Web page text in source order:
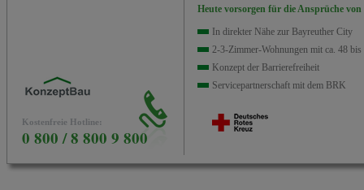
Kostenfreie Hotline:
0 800 / 8 800 9 800
Heute vorsorgen für die Ansprüche
In direkter Nähe zur Bayreuther City
2-3-Zimmer-Wohnungen mit ca. 48 bis
Konzept der Barrierefreiheit
Servicepartnerschaft mit dem BRK